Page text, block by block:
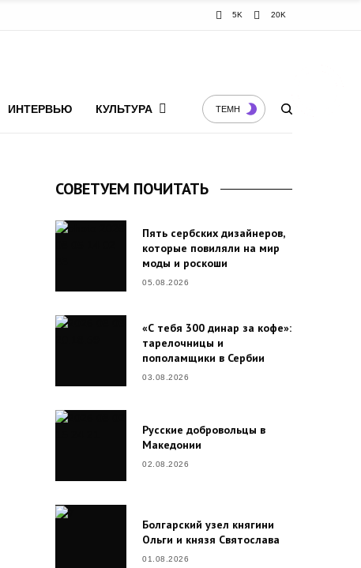
5K 20K
ИНТЕРВЬЮ КУЛЬТУРА ТЕМН
СОВЕТУЕМ ПОЧИТАТЬ
Пять сербских дизайнеров,
которые повиляли на мир
моды и роскоши
05.08.2026
«С тебя 300 динар за кофе»:
тарелочницы и
пополамщики в Сербии
03.08.2026
Русские добровольцы в
Македонии
02.08.2026
Болгарский узел княгини
Ольги и князя Святослава
01.08.2026